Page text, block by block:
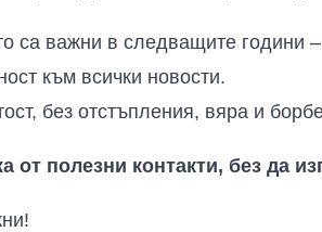
са важни в следващите години
към всички новости.
без отстъпления, вяра и
от полезни контакти, без да